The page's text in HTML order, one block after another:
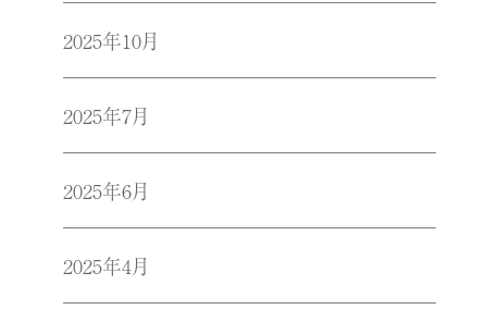
2025年10月
2025年7月
2025年6月
2025年4月